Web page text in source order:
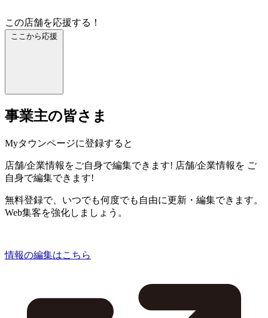
この店舗を応援する！
ここから応援
事業主の皆さま
Myタウンページに登録すると
店舗/企業情報をご自身で編集できます! 店舗/企業情報を ご
自身で編集できます!
無料登録で、いつでも何度でも自由に更新・編集できます。
Web集客を強化しましょう。
情報の編集はこちら